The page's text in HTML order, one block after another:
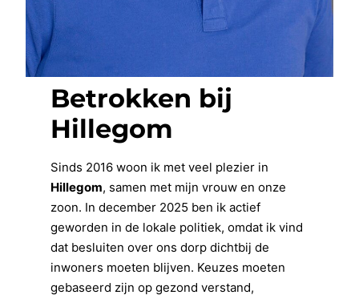
Betrokken bij
Hillegom
Sinds 2016 woon ik met veel plezier in
Hillegom, samen met mijn vrouw en onze
zoon. In december 2025 ben ik actief
geworden in de lokale politiek, omdat ik vind
dat besluiten over ons dorp dichtbij de
inwoners moeten blijven. Keuzes moeten
gebaseerd zijn op gezond verstand,